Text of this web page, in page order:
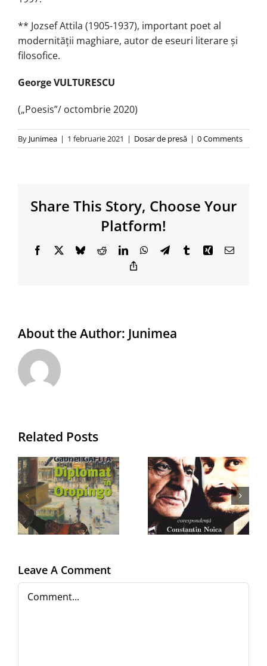
** Jozsef Attila (1905-1937), important poet al
modernității maghiare, autor de eseuri literare şi
filosofice.
George VULTURESCU
(„Poesis”/ octombrie 2020)
By Junimea | 1 februarie 2021 | Dosar de presă | 0 Comments
Share This Story, Choose Your
Platform!
Facebook BlueskyRedditLinkedInWhatsApp
TelegramTumblrXing Email
About the Author: Junimea
Related Posts
Un
pilduitor
dialog
epistolar
Un pumn
de cuie și
de restul
cărți
Leave A Comment